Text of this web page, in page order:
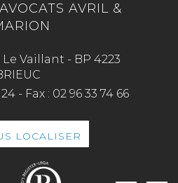
AVRIL &
Vaillant - BP 4223
24 - Fax : 02 96 33 74 66
LOCALISER